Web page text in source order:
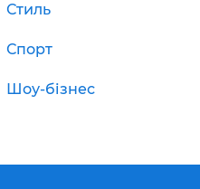
Стиль
Спорт
Шоу-бізнес